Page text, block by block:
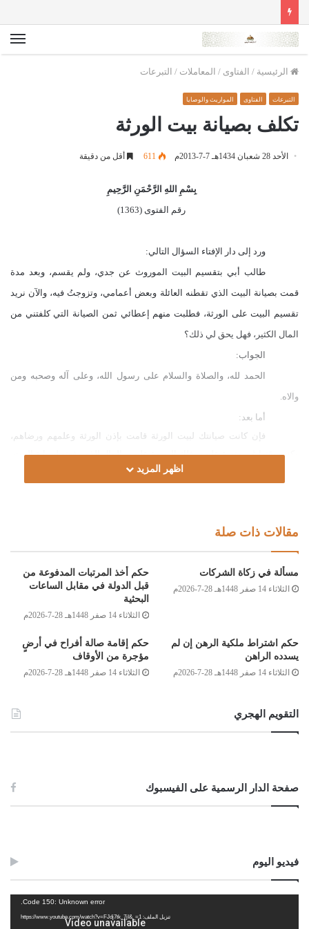
الرئيسية / الفتاوى / المعاملات / التبرعات
التبرعات الفتاوى المواريث والوصايا
تكلف بصيانة بيت الورثة
الأحد 28 شعبان 1434هـ 7-7-2013م 611 أقل من دقيقة
بِسْمِ اللهِ الرَّحْمَنِ الرَّحِيمِ
رقم الفتوى (1363)
ورد إلى دار الإفتاء السؤال التالي:
طالب أبي بتقسيم البيت الموروث عن جدي، ولم يقسم، وبعد مدة
قمت بصيانة البيت الذي تقطنه العائلة وبعض أعمامي، وتزوجتُ فيه، والآن نريد
تقسيم البيت على الورثة، فطلبت منهم إعطائي ثمن الصيانة التي كلفتني من
المال الكثير، فهل يحق لي ذلك؟
الجواب:
الحمد لله، والصلاة والسلام على رسول الله، وعلى آله وصحبه ومن
والاه.
أما بعد:
فإن كانت صيانتك لبيت الورثة قامت بإذن الورثة وعلمهم ورضاهم،
وكنت وقتها غير متبرع عليهم، فلك الرجوع عليهم بالمال الذي دفعته لصيانة البيت،
وإن كنت فعلت ذلك متبرعاً فلا تستحق في مقابلها شيئاً؛ لأن النبي صلى الله عليه
وصلى الله على سيدنا محمد وعلى آله وصحبه وسلم
لجنة الفتوى بدار الإفتاء
أحمد محمد الغرياني
الصادق بن عبد الرحمن الغرياني
2013/7/3م
Post Views: 1٬217
اظهر المزيد
مقالات ذات صلة
مسألة في زكاة الشركات
الثلاثاء 14 صفر 1448هـ 28-7-2026م
حكم أخذ المرتبات المدفوعة من
قبل الدولة في مقابل الساعات
البحثية
الثلاثاء 14 صفر 1448هـ 28-7-2026م
حكم اشتراط ملكية الرهن إن لم
يسدده الراهن
الثلاثاء 14 صفر 1448هـ 28-7-2026م
حكم إقامة صالة أفراح في أرضٍ
مؤجرة من الأوقاف
الثلاثاء 14 صفر 1448هـ 28-7-2026م
التقويم الهجري
صفحة الدار الرسمية على الفيسبوك
فيديو اليوم
Code 150: Unknown error.
تنزيل الملف: https://www.youtube.com/watch?v=FJdj7tk_7jI&_=1